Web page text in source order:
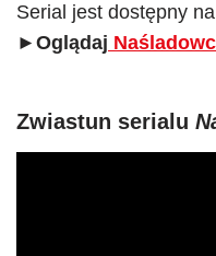
Serial jest dostępny
►Oglądaj
Zwiastun serialu